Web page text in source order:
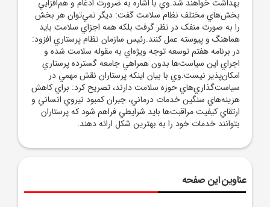
بهداشت خواهند شد.وي با اشاره به ضرورت ادغام و هم‌افزايي
بخش‌هاي مختلف نظام سلامت گفت: ديگر نمي‌توان هر بخش
را به صورت منفک در نظر گرفت بلکه همه اجزاي سلامت بايد
هماهنگ و پيوسته عمل کنند.رئيس سازمان نظام پرستاري افزود:
در برنامه هفتم توسعه توجه ويژه‌اي به مقوله سلامت شده و
اجراي اين سياست‌ها بدون همراهي جامعه گسترده پرستاري
امکان‌پذير نيست.وي با بيان اينکه پرستاران نقش مهمي در
سياست‌گذاري‌هاي حوزه سلامت دارند، تصريح کرد: براي کاهش
هزينه‌هاي سنگين خدمات درماني، جبران کمبود نيروي انساني و
ارتقاي کيفيت مراقبت‌ها بايد شرايطي فراهم شود که پرستاران
بتوانند خدمات خود را به بهترين شکل ارائه دهند.
عناوین این صفحه